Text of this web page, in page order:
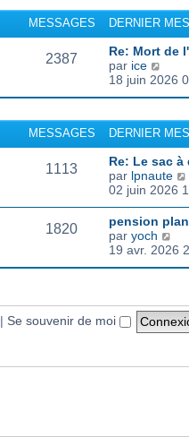
MESSAGES DERNIER
2387
Re: Mort de
par ice
o
u
t
e
r
l
e
d
e
r
n
r
m
e
s
18 juin 2026
MESSAGES DERNIER
1113
Re: Le sac
par lpnaute
s
l
l
02 juin 2026
1820
pension
par yoch
o
l
t
e
l
19 avr. 2026
| Se souvenir de moi